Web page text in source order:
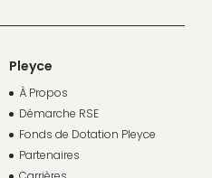
Pleyce
À Propos
Démarche RSE
Fonds de Dotation Pleyce
Partenaires